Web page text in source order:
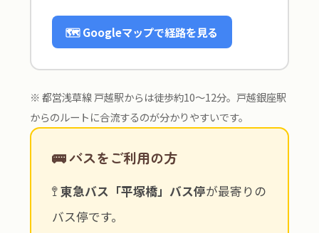
🗺 Googleマップで経路を見る
※ 都営浅草線 戸越駅からは徒歩約10〜12分。戸越銀座駅
からのルートに合流するのが分かりやすいです。
🚌 バスをご利用の方
🚏東急バス「平塚橋」バス停が最寄りの
バス停です。